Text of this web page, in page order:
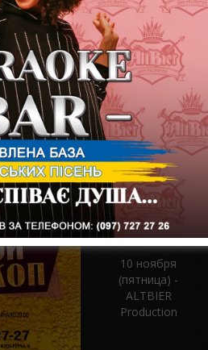
16 ноября
(четверг) -
Вечеринка
«Пивной
гороскоп»
11 ноября
(суббота) -
Презентация пива
10 ноября
(пятница) -
ALTBIER
Production